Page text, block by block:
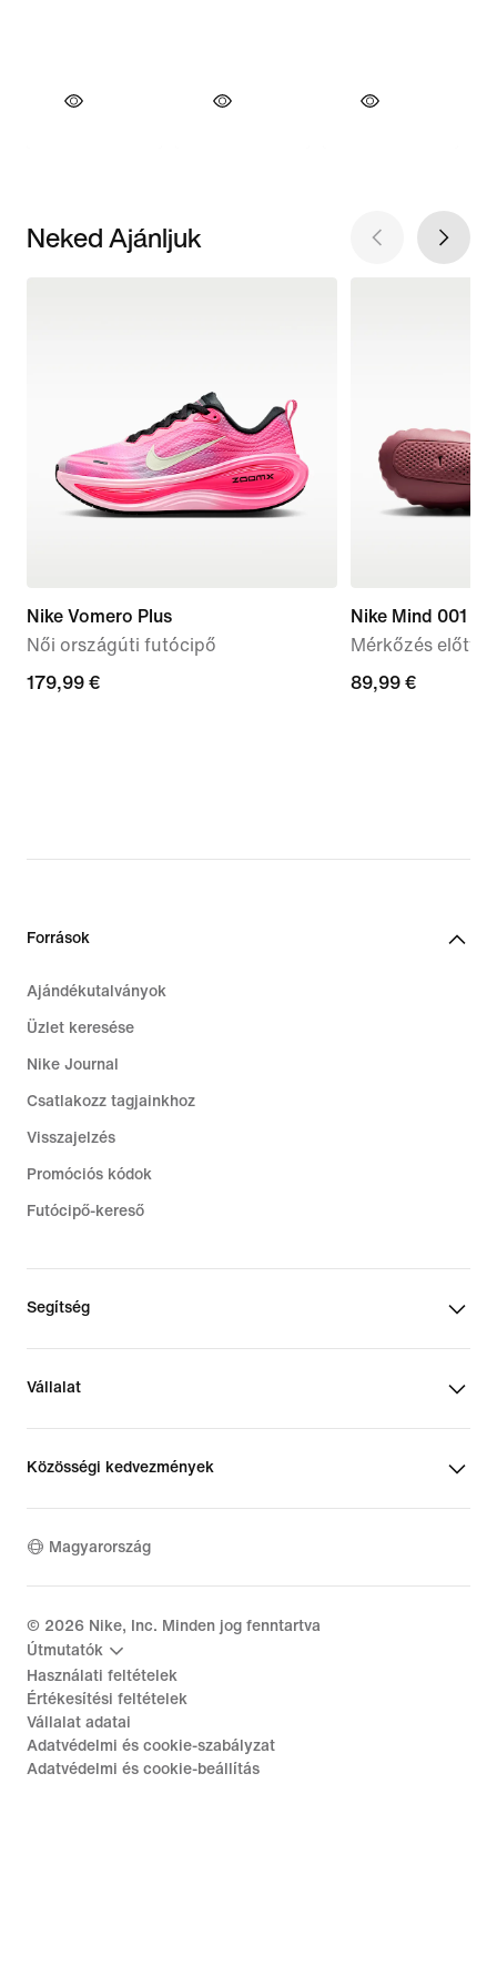
Neked Ajánljuk
Nike Vomero Plus
Női országúti futócipő
179,99
179,99 €
Nike Mind 001
Mérkőzés előtti
89,99
89,99 €
Források
Ajándékutalványok
Üzlet keresése
Nike Journal
Csatlakozz tagjainkhoz
Visszajelzés
Promóciós kódok
Futócipő-kereső
Segítség
Vállalat
Közösségi kedvezmények
Magyarország
© 2026 Nike, Inc. Minden jog fenntartva
Útmutatók
Használati feltételek
Értékesítési feltételek
Vállalat adatai
Adatvédelmi és cookie-szabályzat
Adatvédelmi és cookie-beállítás